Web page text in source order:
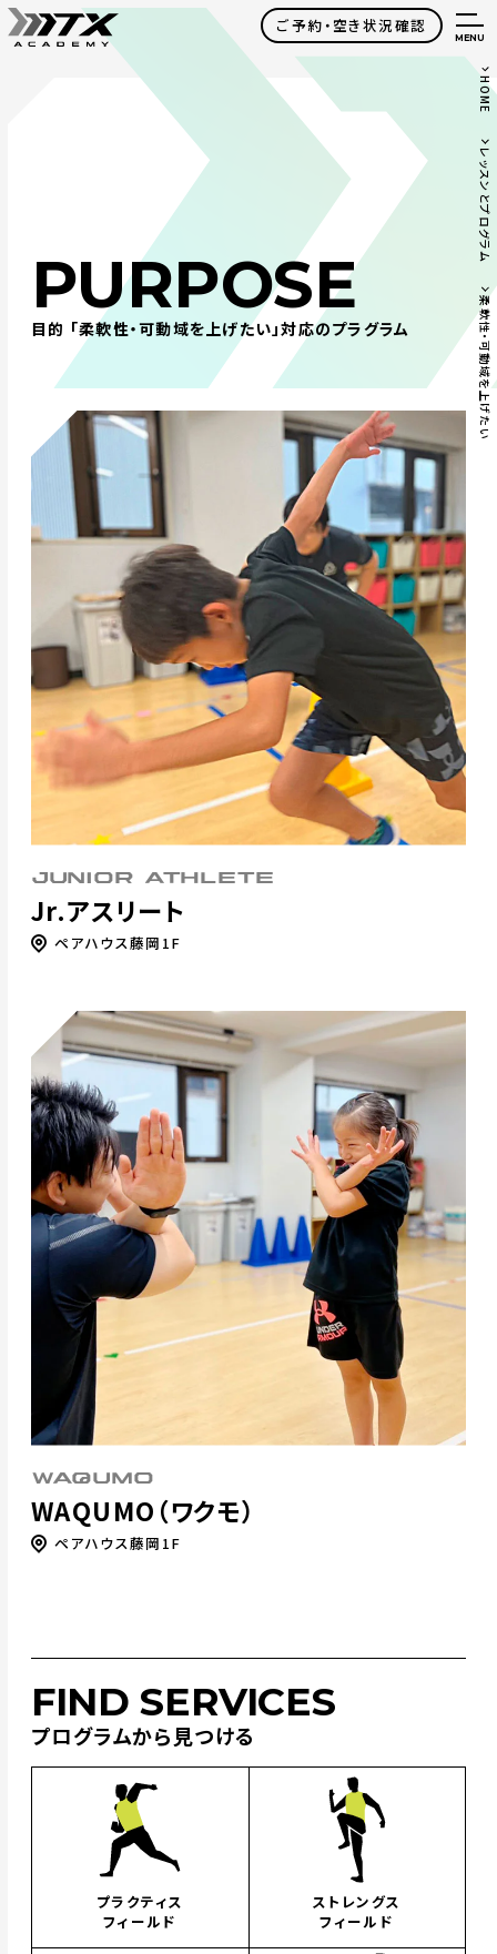
ご予約・空き状況確認
MENU
HOME
レッスンとプログラム
柔軟性・可動域を上げたい
目的 「柔軟性・可動域を上げたい」対応のプラグラム
PURPOSE
JUNIOR ATHLETE
Jr.アスリート
ペアハウス藤岡1F
WAQUMO
WAQUMO（ワクモ）
ペアハウス藤岡1F
FIND SERVICES
プログラムから見つける
プラクティス
フィールド
ストレングス
フィールド